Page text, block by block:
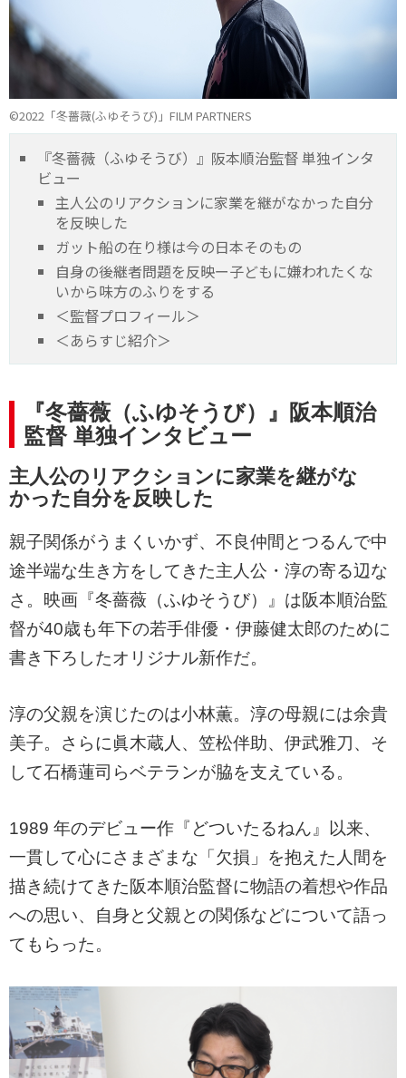
©2022「冬薔薇(ふゆそうび)」FILM PARTNERS
『冬薔薇（ふゆそうび）』阪本順治監督 単独インタ
ビュー
主人公のリアクションに家業を継がなかった自分
を反映した
ガット船の在り様は今の日本そのもの
自身の後継者問題を反映ー子どもに嫌われたくな
いから味方のふりをする
＜監督プロフィール＞
＜あらすじ紹介＞
『冬薔薇（ふゆそうび）』阪本順治
監督 単独インタビュー
主人公のリアクションに家業を継がな
かった自分を反映した
親子関係がうまくいかず、不良仲間とつるんで中
途半端な生き方をしてきた主人公・淳の寄る辺な
さ。映画『冬薔薇（ふゆそうび）』は阪本順治監
督が40歳も年下の若手俳優・伊藤健太郎のために
書き下ろしたオリジナル新作だ。
淳の父親を演じたのは小林薫。淳の母親には余貴
美子。さらに眞木蔵人、笠松伴助、伊武雅刀、そ
して石橋蓮司らベテランが脇を支えている。
1989 年のデビュー作『どついたるねん』以来、
一貫して心にさまざまな「欠損」を抱えた人間を
描き続けてきた阪本順治監督に物語の着想や作品
への思い、自身と父親との関係などについて語っ
てもらった。